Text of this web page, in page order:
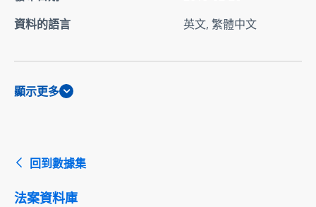
資料的語言
英文, 繁體中文
顯示更多
回到數據集
法案資料庫